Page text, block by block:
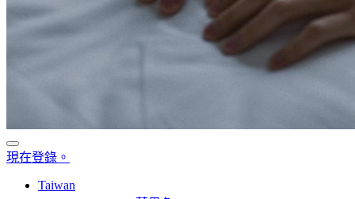
現在登錄。
Taiwan